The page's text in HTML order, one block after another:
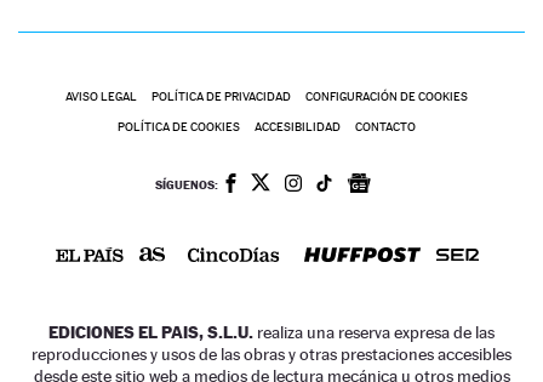
AVISO LEGAL POLÍTICA DE PRIVACIDAD CONFIGURACIÓN DE COOKIES
POLÍTICA DE COOKIES ACCESIBILIDAD CONTACTO
SÍGUENOS:
EDICIONES EL PAIS, S.L.U. realiza una reserva expresa de las
reproducciones y usos de las obras y otras prestaciones accesibles
desde este sitio web a medios de lectura mecánica u otros medios